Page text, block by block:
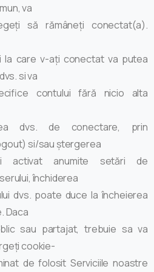
va
să rămâneți conectat(a).
la care v-ați conectat va putea
si va
contului fără nicio alta
dvs. de conectare, prin
si/sau ștergerea
activat anumite setări de
închiderea
dvs. poate duce la încheierea
Daca
sau partajat, trebuie sa va
cookie-
de folosit Serviciile noastre